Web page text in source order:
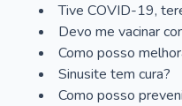
Tive COVID-19,
Devo me vacinar
Como posso
Sinusite tem cura?
Como posso